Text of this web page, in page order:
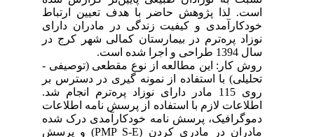
است. لذا پژوهش حاضر با هدف تعیین ارتباط
خودکارآمدی و کیفیت زندگی در مادران دارای
نوزاد پره‌ترم در بیمارستان کمالی شهر کرج در
سال 1394 طراحی و اجرا شده است.
روش کار: این مطالعه از نوع مقطعی (توصیفی -
تحلیلی) با استفاده از نمونه گیری در دسترس بر
روی 115 مادر دارای نوزاد پره‌ترم انجام شد.
اطلاعات لازم با استفاده از پرسش نامه اطلاعات
دموگرافیک، پرسش نامه خودکارآمدی درک شده
مادران در مادری کردن (PMP S-E) و پرسش